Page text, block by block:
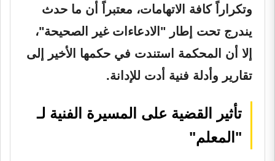
وتكراراً كافة الاتهامات، معتبراً أن ما حدث
يندرج تحت إطار "الادعاءات غير الصحيحة"،
إلا أن المحكمة استندت في حكمها الأخير إلى
تقارير وأدلة فنية أدت للإدانة.
تأثير القضية على المسيرة الفنية لـ
"المعلم"